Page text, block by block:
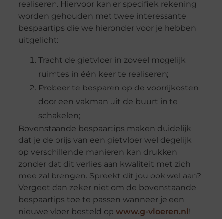
realiseren. Hiervoor kan er specifiek rekening
worden gehouden met twee interessante
bespaartips die we hieronder voor je hebben
uitgelicht:
Tracht de gietvloer in zoveel mogelijk
ruimtes in één keer te realiseren;
Probeer te besparen op de voorrijkosten
door een vakman uit de buurt in te
schakelen;
Bovenstaande bespaartips maken duidelijk
dat je de prijs van een gietvloer wel degelijk
op verschillende manieren kan drukken
zonder dat dit verlies aan kwaliteit met zich
mee zal brengen. Spreekt dit jou ook wel aan?
Vergeet dan zeker niet om de bovenstaande
bespaartips toe te passen wanneer je een
nieuwe vloer besteld op www.g-vloeren.nl!